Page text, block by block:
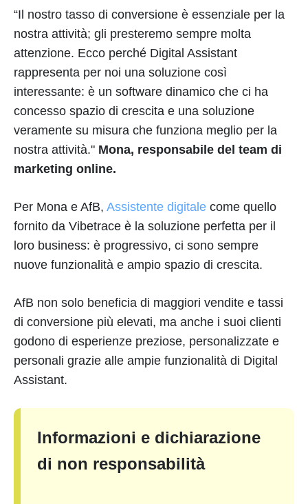
“Il nostro tasso di conversione è essenziale per la
nostra attività; gli presteremo sempre molta
attenzione. Ecco perché Digital Assistant
rappresenta per noi una soluzione così
interessante: è un software dinamico che ci ha
concesso spazio di crescita e una soluzione
veramente su misura che funziona meglio per la
nostra attività." Mona, responsabile del team di
marketing online.
Per Mona e AfB, Assistente digitale come quello
fornito da Vibetrace è la soluzione perfetta per il
loro business: è progressivo, ci sono sempre
nuove funzionalità e ampio spazio di crescita.
AfB non solo beneficia di maggiori vendite e tassi
di conversione più elevati, ma anche i suoi clienti
godono di esperienze preziose, personalizzate e
personali grazie alle ampie funzionalità di Digital
Assistant.
Informazioni e dichiarazione
di non responsabilità